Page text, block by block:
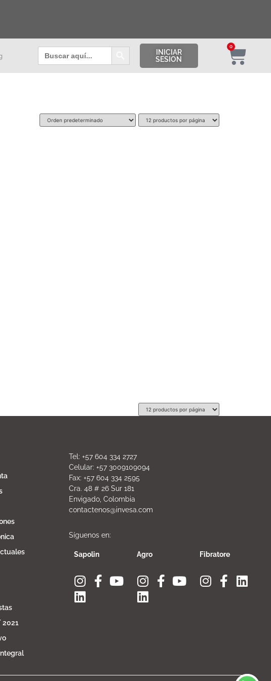
Buscar: Botón de búsqueda
INICIAR
SESION
0
2021
Tel: +57 604 334 2727
Celular: +57 3009109094
Fax: +57 604 334 2595
Cra. 48 # 26 Sur 181
Envigado, Colombia
contactenos@invesa.com
Síguenos en:
Sapolin Agro Fibratore